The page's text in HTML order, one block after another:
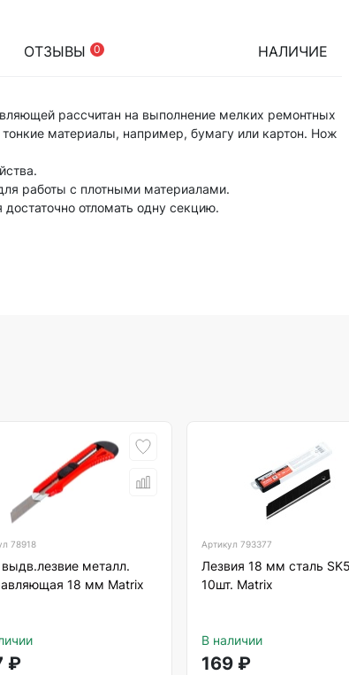
ОТЗЫВЫ 0 НАЛИЧИЕ
рассчитан на выполнение мелких ремонтных
материалы, например, бумагу или картон. Нож
работы с плотными материалами.
отломать одну секцию.
78918
металл.
18 мм Matrix
₽
Артикул 793377
Лезвия 18 мм сталь
10шт. Matrix
В наличии
169₽